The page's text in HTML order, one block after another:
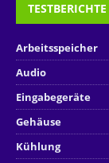
TESTBERICHTE
Arbeitsspeicher
Audio
Eingabegeräte
Gehäuse
Kühlung